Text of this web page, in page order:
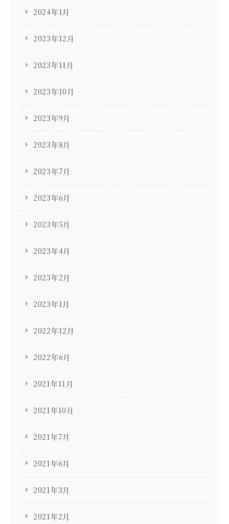
2024年1月
2023年12月
2023年11月
2023年10月
2023年9月
2023年8月
2023年7月
2023年6月
2023年5月
2023年4月
2023年2月
2023年1月
2022年12月
2022年6月
2021年11月
2021年10月
2021年7月
2021年6月
2021年3月
2021年2月